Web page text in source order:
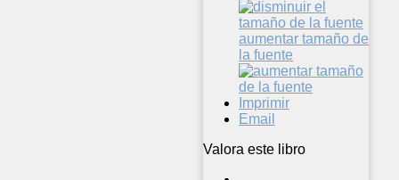
aumentar tamaño de
la fuente
Imprimir
Email
Valora este libro